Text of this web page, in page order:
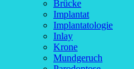
Brücke
Implantat
Implantatologie
Inlay
Krone
Mundgeruch